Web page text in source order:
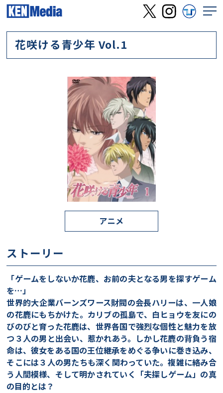
花咲ける青少年 Vol.1
アニメ
ストーリー
「ゲームをしないか花鹿、お前の夫となる男を探すゲーム
を…」
世界的大企業バーンズワース財閥の会長ハリーは、一人娘
の花鹿にもちかけた。カリブの孤島で、白ヒョウを友にの
びのびと育った花鹿は、世界各国で強烈な個性と魅力を放
つ３人の男と出会い、惹かれあう。しかし花鹿の背負う宿
命は、彼女をある国の王位継承をめぐる争いに巻き込み、
そこには３人の男たちも深く関わっていた。複雑に絡み合
う人間模様、そして明かされていく「夫探しゲーム」の真
の目的とは？